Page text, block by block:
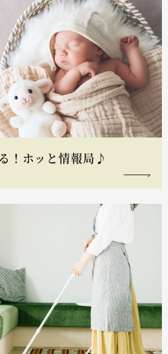
！ホッと情報局♪